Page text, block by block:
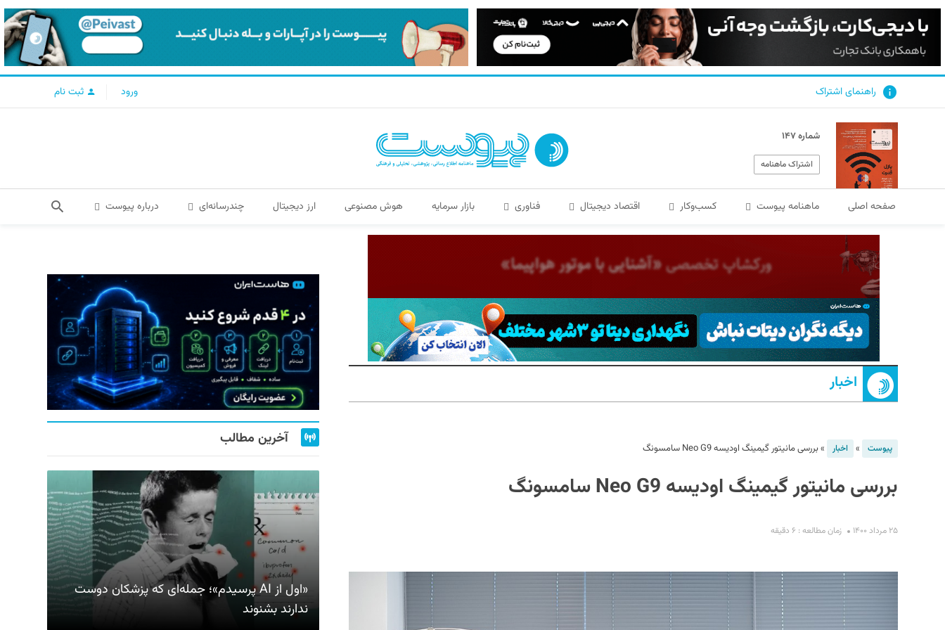
راهنمای اشتراک ورود ثبت نام
شماره ۱۴۷
اشتراک ماهنامه
صفحه اصلی ماهنامه پیوست کسب‌و‌کار اقتصاد دیجیتال فناوری بازار سرمایه هوش مصنوعی ارز دیجیتال چندرسانه‌ای درباره پیوست
اخبار
پیوست » اخبار »بررسی مانیتور گیمینگ اودیسه Neo G9 سامسونگ
بررسی مانیتور گیمینگ اودیسه Neo G9 سامسونگ
۲۵ مرداد ۱۴۰۰ زمان مطالعه : ۶ دقیقه
آخرین مطالب
«اول از AI پرسیدم»؛ جمله‌ای که پزشکان دوست
ندارند بشنوند